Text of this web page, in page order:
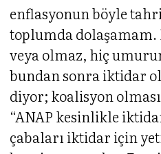
enflasyonun böyle
toplumda
veya olmaz, hiç
bundan sonra iktidar
diyor; koalisyon
“ANAP kesinlikle
çabaları iktidar için